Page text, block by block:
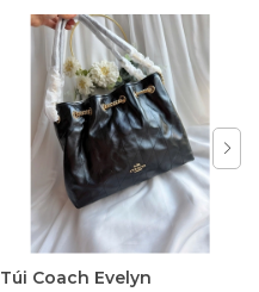
Túi Coach Evelyn